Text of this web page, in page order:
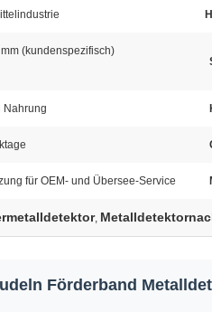
(kundenspezifisch)
Nahrung
für OEM- und Übersee-Service
,
Förderband